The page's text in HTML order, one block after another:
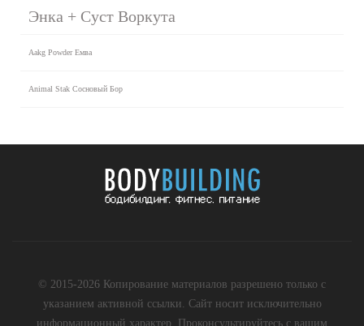
Энка + Суст Воркута
Aakg Powder Емва
Animal Stak Сосновый Бор
© 2015-2026 Копирование материалов разрешено только с
указанием активной ссылки. Сайт носит исключительно
информационный характер. Проконсультируйтесь с вашим